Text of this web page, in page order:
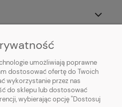
|Topy do biegania|Bluzy do
|Kurtki do biegania|Kamizelki do
umożliwiają poprawne
dostosować ofertę do Twoich
wykorzystanie przez nas
do sklepu lub dostosować
wybierając opcję "Dostosuj